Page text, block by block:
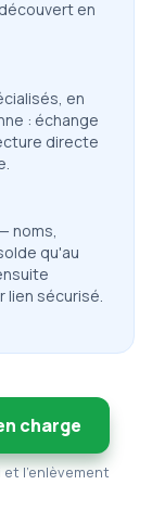
en
en
: échange
directe
noms,
qu'au
lien sécurisé.
charge
et l'enlèvement